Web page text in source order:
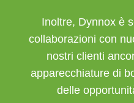
Inoltre, Dynnox è
collaborazioni con
nostri clienti
apparecchiature di
delle